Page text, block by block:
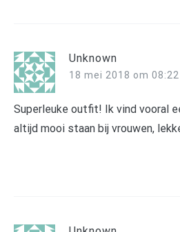
Unknown
18 mei 2018 om 08:22
Superleuke outfit! Ik vind vooral
altijd mooi staan bij vrouwen,